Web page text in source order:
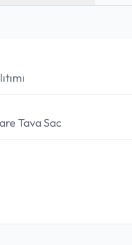
Tava Sac